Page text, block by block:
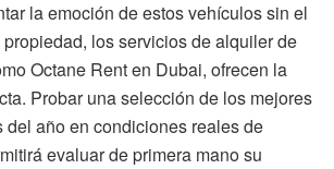
la emoción de estos vehículos sin el
los servicios de alquiler de
Octane Rent en Dubai, ofrecen la
Probar una selección de los mejores
del año en condiciones reales de
evaluar de primera mano su